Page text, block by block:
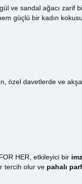
ve sandal ağacı zarif
güçlü bir kadın
özel davetlerde ve
HER, etkileyici bir
tercih olur ve pahalı